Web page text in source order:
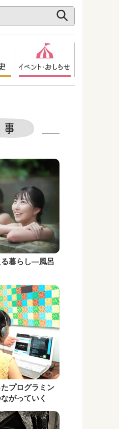
る暮らし―風呂
たプログラミン
がっていく